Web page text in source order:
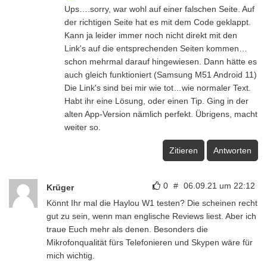
Ups….sorry, war wohl auf einer falschen Seite. Auf
der richtigen Seite hat es mit dem Code geklappt.
Kann ja leider immer noch nicht direkt mit den
Link's auf die entsprechenden Seiten kommen…
schon mehrmal darauf hingewiesen. Dann hätte es
auch gleich funktioniert (Samsung M51 Android 11)
Die Link's sind bei mir wie tot…wie normaler Text.
Habt ihr eine Lösung, oder einen Tip. Ging in der
alten App-Version nämlich perfekt. Übrigens, macht
weiter so.
Zitieren Antworten
0 # 06.09.21 um 22:12
Krüger
Könnt Ihr mal die Haylou W1 testen? Die scheinen recht
gut zu sein, wenn man englische Reviews liest. Aber ich
traue Euch mehr als denen. Besonders die
Mikrofonqualität fürs Telefonieren und Skypen wäre für
mich wichtig.